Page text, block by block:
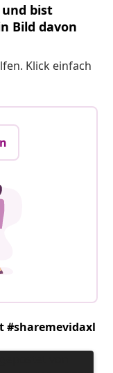
bist
Bild davon
Klick einfach
#sharemevidaxl